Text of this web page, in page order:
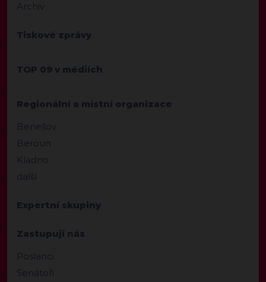
Archiv
Tiskové zprávy
TOP 09 v médiích
Regionální a místní organizace
Benešov
Beroun
Kladno
další
Expertní skupiny
Zastupují nás
Poslanci
Senátoři